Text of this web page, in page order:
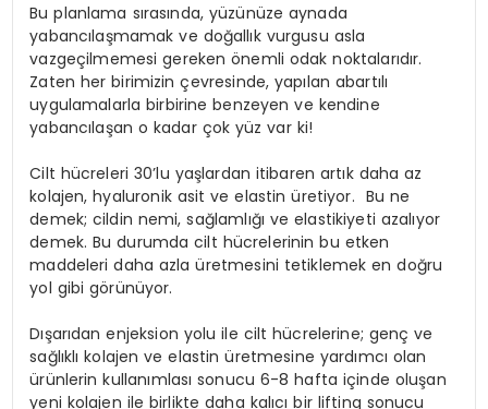
Bu planlama sırasında, yüzünüze aynada
yabancılaşmamak ve doğallık vurgusu asla
vazgeçilmemesi gereken önemli odak noktalarıdır.
Zaten her birimizin çevresinde, yapılan abartılı
uygulamalarla birbirine benzeyen ve kendine
yabancılaşan o kadar çok yüz var ki!
Cilt hücreleri 30’lu yaşlardan itibaren artık daha az
kolajen, hyaluronik asit ve elastin üretiyor. Bu ne
demek; cildin nemi, sağlamlığı ve elastikiyeti azalıyor
demek. Bu durumda cilt hücrelerinin bu etken
maddeleri daha azla üretmesini tetiklemek en doğru
yol gibi görünüyor.
Dışarıdan enjeksion yolu ile cilt hücrelerine; genç ve
sağlıklı kolajen ve elastin üretmesine yardımcı olan
ürünlerin kullanımlası sonucu 6-8 hafta içinde oluşan
yeni kolajen ile birlikte daha kalıcı bir lifting sonucu